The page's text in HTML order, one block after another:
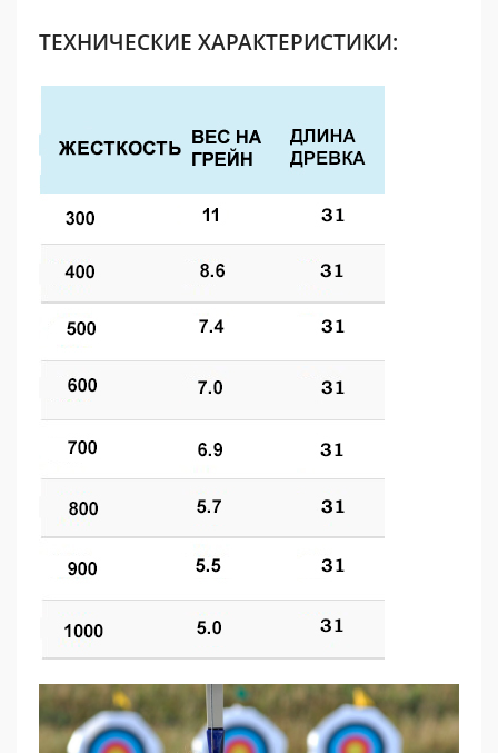
ТЕХНИЧЕСКИЕ ХАРАКТЕРИСТИКИ: